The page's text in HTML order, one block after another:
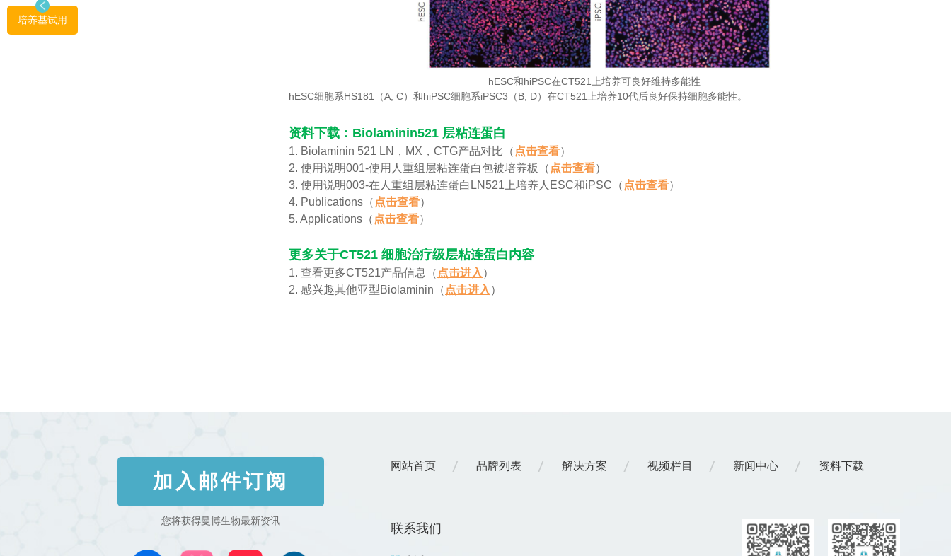
hESC和hiPSC在CT521上培养可良好维持多能性
hESC细胞系HS181（A, C）和hiPSC细胞系iPSC3（B, D）在CT521上培养10代后良好保持细胞多能性。
资料下载：Biolaminin521 层粘连蛋白
1. Biolaminin 521 LN，MX，CTG产品对比（ 点击查看）
2. 使用说明001-使用人重组层粘连蛋白包被培养板（ 点击查看）
3. 使用说明003-在人重组层粘连蛋白LN521上培养人ESC和iPSC（ 点击查看）
4. Publications（ 点击查看）
5. Applications（ 点击查看）
更多关于CT521 细胞治疗级层粘连蛋白内容
1. 查看更多CT521产品信息（ 点击进入 ）
2. 感兴趣其他亚型Biolaminin（ 点击进入 ）
加入邮件订阅
您将获得曼博生物最新资讯
网站首页 品牌列表 解决方案 视频栏目 新闻中心 资料下载
联系我们
培养基试用